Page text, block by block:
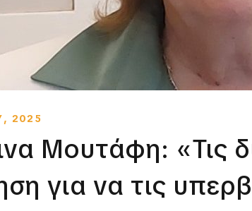
2025
Μουτάφη: «Τις
για να τις